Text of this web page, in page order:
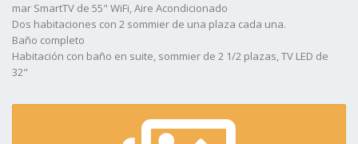
mar SmartTV de 55" WiFi, Aire Acondicionado
Dos habitaciones con 2 sommier de una plaza cada una.
Baño completo
Habitación con baño en suite, sommier de 2 1/2 plazas, TV LED de
32"
Piscina compartida con las otras unidades.
Disponible toda la temporada.